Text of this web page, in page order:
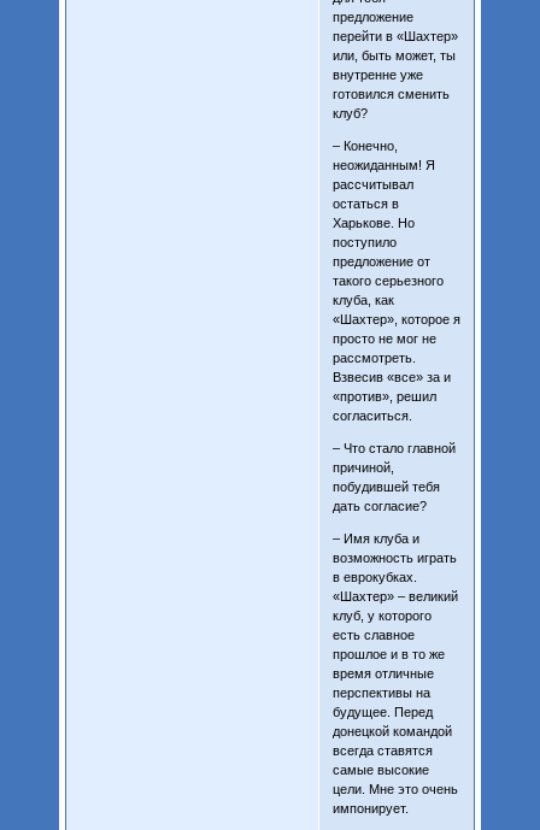
предложение
перейти в «Шахтер»
или, быть может, ты
внутренне уже
готовился сменить
клуб?
– Конечно,
неожиданным! Я
рассчитывал
остаться в
Харькове. Но
поступило
предложение от
такого серьезного
клуба, как
«Шахтер», которое я
просто не мог не
рассмотреть.
Взвесив «все» за и
«против», решил
согласиться.
– Что стало главной
причиной,
побудившей тебя
дать согласие?
– Имя клуба и
возможность играть
в еврокубках.
«Шахтер» – великий
клуб, у которого
есть славное
прошлое и в то же
время отличные
перспективы на
будущее. Перед
донецкой командой
всегда ставятся
самые высокие
цели. Мне это очень
импонирует.